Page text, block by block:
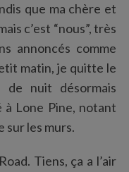
que ma chère et
c’est “nous”, très
annoncés comme
matin, je quitte le
nuit désormais
Lone Pine, notant
sur les murs.
Tiens, ça a l’air